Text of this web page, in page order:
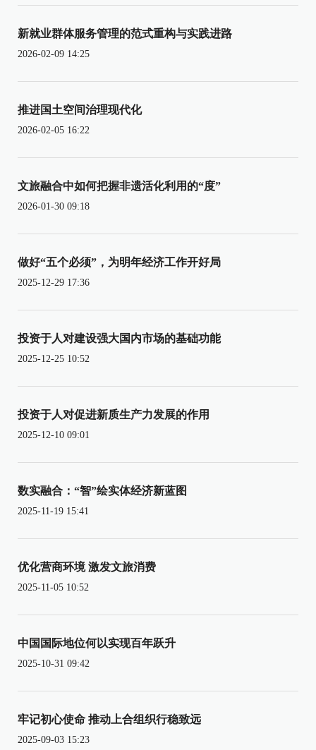
新就业群体服务管理的范式重构与实践进路
2026-02-09 14:25
推进国土空间治理现代化
2026-02-05 16:22
文旅融合中如何把握非遗活化利用的“度”
2026-01-30 09:18
做好“五个必须”，为明年经济工作开好局
2025-12-29 17:36
投资于人对建设强大国内市场的基础功能
2025-12-25 10:52
投资于人对促进新质生产力发展的作用
2025-12-10 09:01
数实融合：“智”绘实体经济新蓝图
2025-11-19 15:41
优化营商环境 激发文旅消费
2025-11-05 10:52
中国国际地位何以实现百年跃升
2025-10-31 09:42
牢记初心使命 推动上合组织行稳致远
2025-09-03 15:23